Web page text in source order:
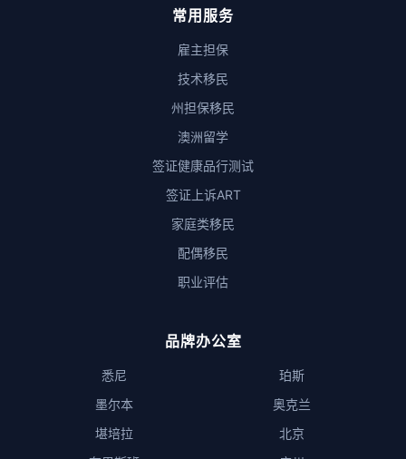
常用服务
雇主担保
技术移民
州担保移民
澳洲留学
签证健康品行测试
签证上诉ART
家庭类移民
配偶移民
职业评估
品牌办公室
悉尼
墨尔本
堪培拉
珀斯
奥克兰
北京